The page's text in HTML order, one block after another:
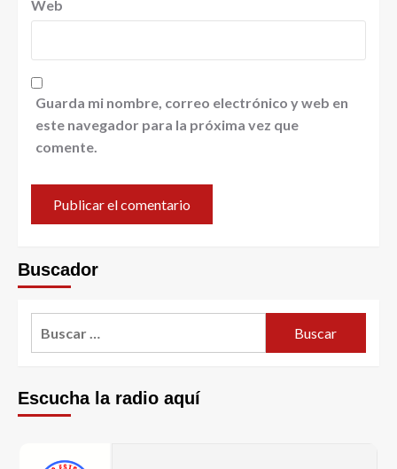
Web
Guarda mi nombre, correo electrónico y web en
este navegador para la próxima vez que
comente.
Buscador
Escucha la radio aquí